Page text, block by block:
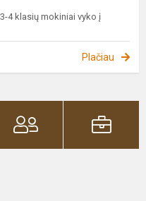
4 klasių mokiniai vyko į
Plačiau